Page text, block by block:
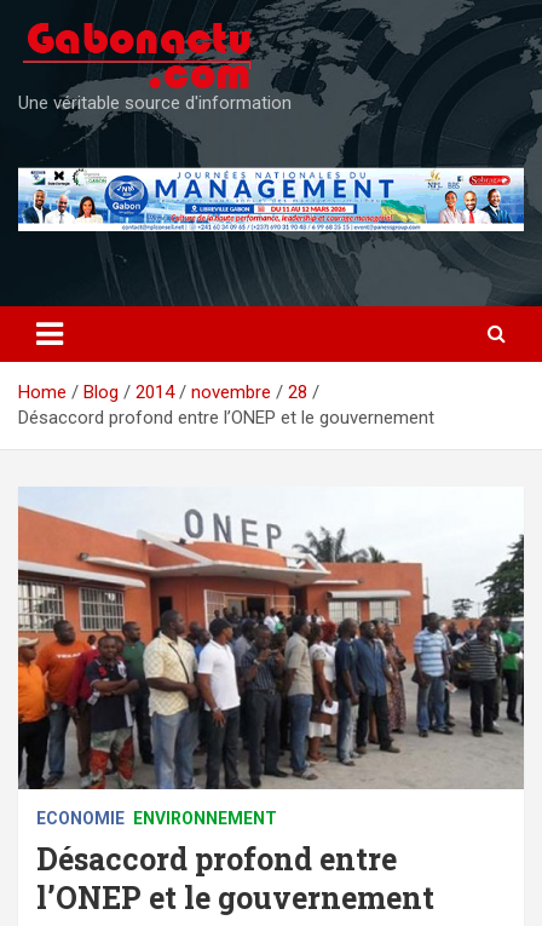
content
Une véritable source d'information
Home Blog 2014 novembre
28
Désaccord profond entre l’ONEP et le gouvernement
ECONOMIE ENVIRONNEMENT
Désaccord profond entre
l’ONEP et le gouvernement